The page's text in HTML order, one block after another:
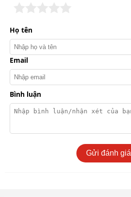
Họ tên
Email
Bình luận
Gửi đánh giá